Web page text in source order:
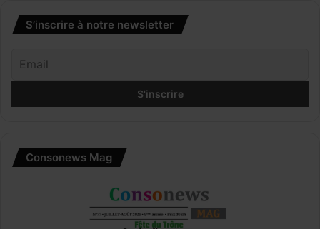
S’inscrire à notre newsletter
Consonews Mag